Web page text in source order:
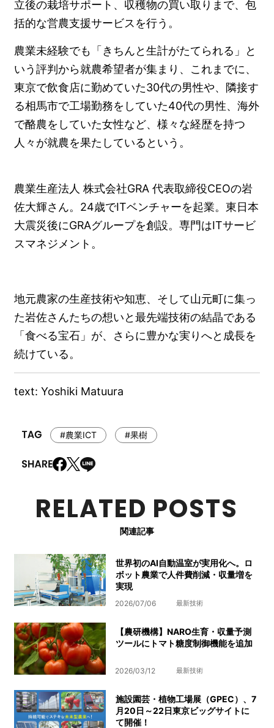
立後の栽培サポート、収穫物の買い取りまで、包
括的な営農支援サービスを行う。
農業未経験でも「きちんと生計がたてられる」と
いう評判から就農希望者が集まり、これまでに、
東京で飲食店に勤めていた30代の男性や、隣接す
る相馬市で工場勤務をしていた40代の男性、海外
で酪農をしていた女性など、様々な経歴を持つ
人々が就農を果たしているという。
農業生産法人 株式会社GRA 代表取締役CEOの岩
佐大輝さん。24歳でITベンチャーを起業。東日本
大震災後にGRAグループを創設。専門はITサービ
スマネジメント。
地元農家の生産技術や知恵、そして山元町に集っ
た岩佐さんたちの想いと最先端技術の結晶である
「食べる宝石」が、さらに豊かな実りへと成長を
続けている。
text: Yoshiki Matuura
#農業ICT #果樹
RELATED POSTS
関連記事
世界初のAI自動温室が実用化へ。ロ
ボット農業で人件費削減・収量増を
実現
2026/07/06 最新技術
【農研機構】NARO生育・収量予測
ツールにトマト糖度制御機能を追加
2026/03/12 最新技術
施設園芸・植物工場展（GPEC）、7
月20日～22日東京ビッグサイトに
て開催！